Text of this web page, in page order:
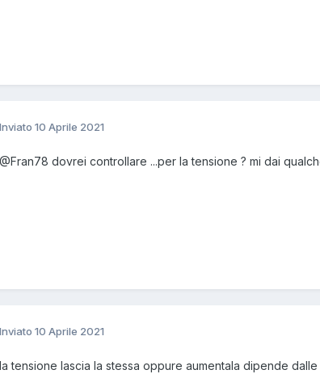
Inviato 10 Aprile 2021
@Fran78 dovrei controllare ...per la tensione ? mi dai
Inviato 10 Aprile 2021
la tensione lascia la stessa oppure aumentala dipende dalle